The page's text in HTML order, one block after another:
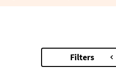
Filters